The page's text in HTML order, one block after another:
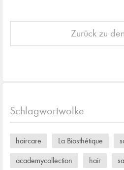
Zurück zu
Schlagwortwolke
haircare La Biosthétique
academycollection hair